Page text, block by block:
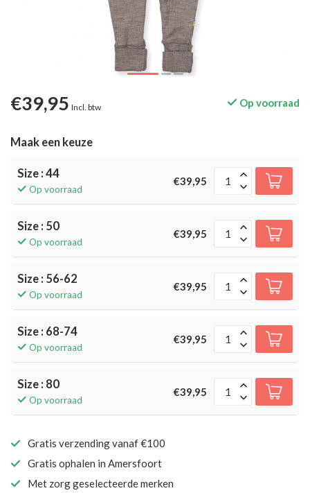
€39,95 Incl. btw Op voorraad
Maak een keuze
Size : 44
Op voorraad
€39,95
Size : 50
Op voorraad
€39,95
Size : 56-62
Op voorraad
€39,95
Size : 68-74
Op voorraad
€39,95
Size : 80
Op voorraad
€39,95
Gratis verzending vanaf €100
Gratis ophalen in Amersfoort
Met zorg geselecteerde merken